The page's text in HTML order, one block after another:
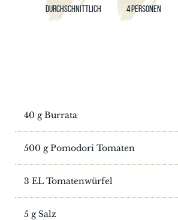
DURCHSCHNITTLICH 4 PERSONEN
40 g Burrata
500 g Pomodori Tomaten
3 EL Tomatenwürfel
5 g Salz